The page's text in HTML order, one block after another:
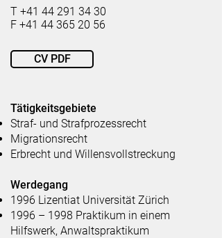
T +41 44 291 34 30
F +41 44 365 20 56
CV PDF
Tätigkeitsgebiete
Straf- und Strafprozessrecht
Migrationsrecht
Erbrecht und Willensvollstreckung
Werdegang
1996 Lizentiat Universität Zürich
1996 – 1998 Praktikum in einem
Hilfswerk, Anwaltspraktikum